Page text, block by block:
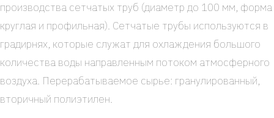
про­из­вод­ства сет­ча­тых труб (диа­метр до 100 мм, фор­ма
круг­лая и про­филь­ная). Сет­ча­тые тру­бы исполь­зу­ют­ся в
гра­дир­нях, кото­рые слу­жат для охла­жде­ния боль­шо­го
коли­че­ства воды направ­лен­ным пото­ком атмо­сфер­но­го
воз­ду­ха. Пере­ра­ба­ты­ва­е­мое сырье: гра­ну­ли­ро­ван­ный,
вто­рич­ный поли­эти­лен.